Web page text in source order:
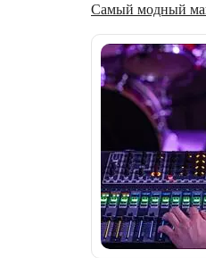
Самый модный